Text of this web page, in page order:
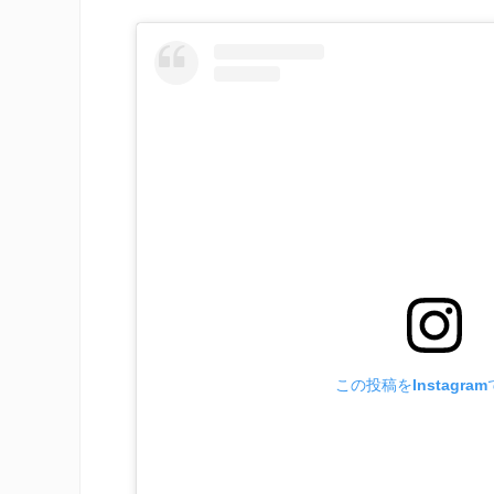
この投稿をInstagram